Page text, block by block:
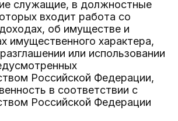
служащие, в должностные
входит работа со
об имуществе и
имущественного характера,
или использовании
Российской Федерации,
в соответствии с
Российской Федерации